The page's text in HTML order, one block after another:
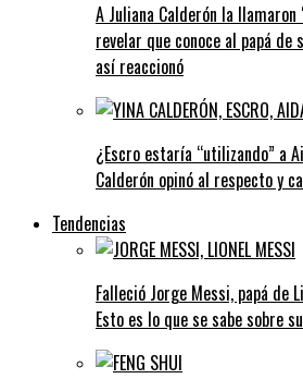
A Juliana Calderón la
revelar que conoce al papá
así reaccionó
¿Escro estaría “utilizando” a
Calderón opinó al respecto y
Tendencias
Falleció Jorge Messi, papá de
Esto es lo que se sabe sobre